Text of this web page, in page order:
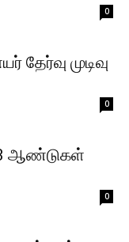
0
முடிவு
0
3 ஆண்டுகள்
0